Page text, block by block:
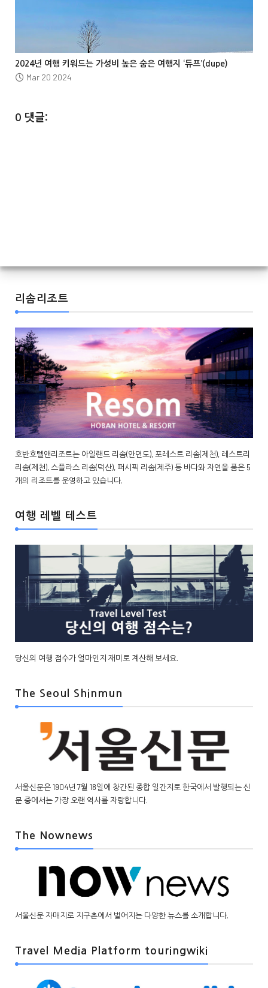
 

2024년 여행 키워드는 가성비 높은 숨은 여행지 ‘듀프’(dupe)
Mar 20 2024
0 댓글:
리솜리조트
호반호텔앤리조트는 아일랜드 리솜(안면도), 포레스트 리솜(제천), 레스트리
리솜(제천), 스플라스 리솜(덕산), 퍼시픽 리솜(제주) 등 바다와 자연을 품은 5
개의 리조트를 운영하고 있습니다.
여행 레벨 테스트
당신의 여행 점수가 얼마인지 재미로 계산해 보세요.
The Seoul Shinmun
서울신문은 1904년 7월 18일에 창간된 종합 일간지로 한국에서 발행되는 신
문 중에서는 가장 오랜 역사를 자랑합니다.
The Nownews
서울신문 자매지로 지구촌에서 벌어지는 다양한 뉴스를 소개합니다.
Travel Media Platform touringwiki